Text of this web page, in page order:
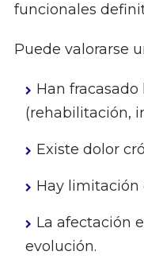
funcionales
Puede valorarse
Han
(rehabilitación,
Existe dolor
Hay limitación
La afectación
evolución.